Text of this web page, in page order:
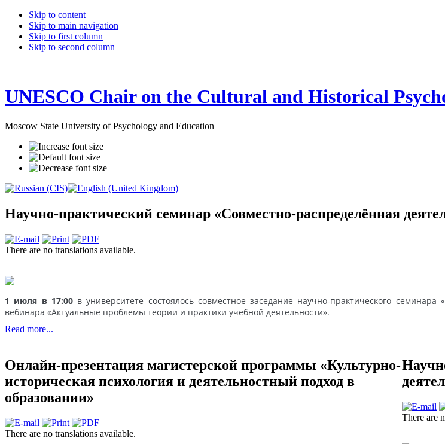
Skip to content
Skip to main navigation
Skip to first column
Skip to second column
UNESCO Chair on the Cultural and Historical
Moscow State University of Psychology and Education
Научно-практический семинар «Совместно-распределённая
There are no translations available.
1 июля в 17:00в университете состоялось совместное заседание научно-практического
вебинара «Актуальные проблемы теории и практики учебной деятельности».
Read more...
Онлайн-презентация магистерской программы «Культурно-
историческая психология и деятельностный подход в
образовании»
There are no translations available.
There are